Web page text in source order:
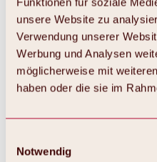
unsere Website zu
Verwendung unserer
Werbung und Analysen
möglicherweise mit
haben oder die sie im
Notwendig